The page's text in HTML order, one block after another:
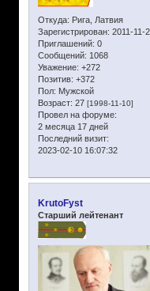
Откуда: Рига, Латвия
Зарегистрирован: 2011-11-
Приглашений: 0
Сообщений: 1068
Уважение: +272
Позитив: +372
Пол: Мужской
Возраст: 27 [1998-11-10]
Провел на форуме:
2 месяца 17 дней
Последний визит:
2023-02-10 16:07:32
KrutoFyst
Старший лейтенант